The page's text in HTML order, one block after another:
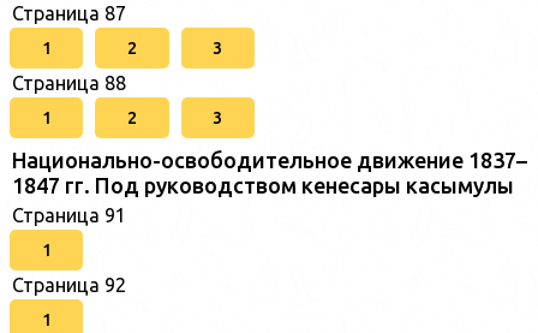
Страница 87
1 2 3
Страница 88
1 2 3
Национально-освободительное движение 1837–
1847 гг. Под руководством кенесары касымулы
Страница 91
1
Страница 92
1